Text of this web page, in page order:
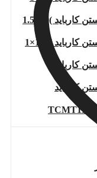
فرز اره ای تمام الماس ( تنگستن کارباید )80×1.5
فرز اره ای تمام الماس ( تنگستن کارباید )100×1
کارباید
کارباید